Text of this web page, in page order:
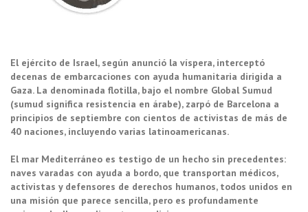
El ejército de Israel, según anunció la víspera, interceptó
decenas de embarcaciones con ayuda humanitaria dirigida a
Gaza. La denominada flotilla, bajo el nombre Global Sumud
(sumud significa resistencia en árabe), zarpó de Barcelona a
principios de septiembre con cientos de activistas de más de
40 naciones, incluyendo varias latinoamericanas.
El mar Mediterráneo es testigo de un hecho sin precedentes:
naves varadas con ayuda a bordo, que transportan médicos,
activistas y defensores de derechos humanos, todos unidos en
una misión que parece sencilla, pero es profundamente